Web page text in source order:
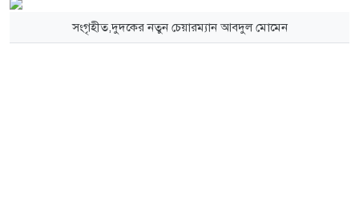
সংগৃহীত,দুদকের নতুন চেয়ারম্যান আবদুল মোমেন